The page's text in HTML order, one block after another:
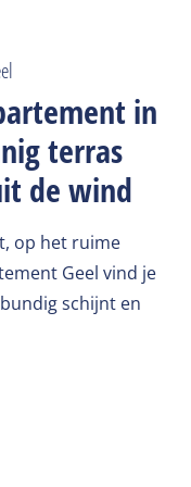
in
terras
de wind
op het ruime
Geel vind je
schijnt en
compleet